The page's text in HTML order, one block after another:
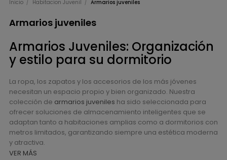
Inicio Habitacion Juvenil Armarios juveniles
Armarios juveniles
Armarios Juveniles: Organización
y estilo para su dormitorio
La ropa, los zapatos y los accesorios de los más jóvenes
necesitan un espacio propio y bien organizado. Nuestra
colección de armarios juveniles ha sido seleccionada para
ofrecer soluciones de almacenamiento inteligentes que se
adaptan tanto a habitaciones amplias como a dormitorios con
metros limitados, garantizando siempre una estética moderna
y atractiva.
VER MÁS